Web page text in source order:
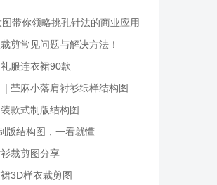
带你领略挑孔针法的商业应用
剪常见问题与解决方法！
服连衣裙90款
| 苎麻小落肩衬衫纸样结构图
款式制版结构图
版结构图，一看就懂
裁剪图分享
3D样衣裁剪图